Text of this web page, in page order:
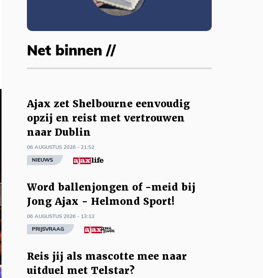
Net binnen //
Ajax zet Shelbourne eenvoudig
opzij en reist met vertrouwen
naar Dublin
06 AUGUSTUS 2026 - 21:52
NIEUWS
Word ballenjongen of -meid bij
Jong Ajax - Helmond Sport!
06 AUGUSTUS 2026 - 13:13
PRIJSVRAAG
Reis jij als mascotte mee naar
uitduel met Telstar?